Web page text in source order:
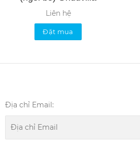
Liên hệ
Đặt mua
Địa chỉ Email: